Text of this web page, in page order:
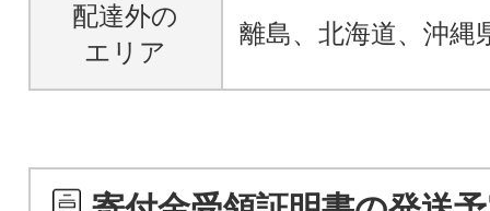
配達外の
エリア
離島、北海道、沖縄